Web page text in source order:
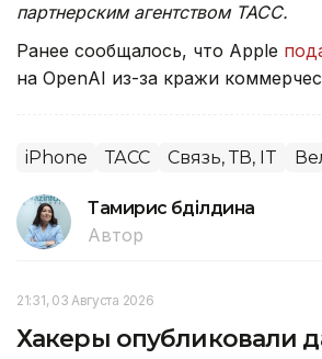
партнерским агентством ТАСС.
Ранее сообщалось, что Apple
на OpenAI из-за кражи
iPhone ТАСС Связь, ТВ, IT
Тамирис Әбділдина
Автор
21:31, 03 Августа 2026
Хакеры опубликовали